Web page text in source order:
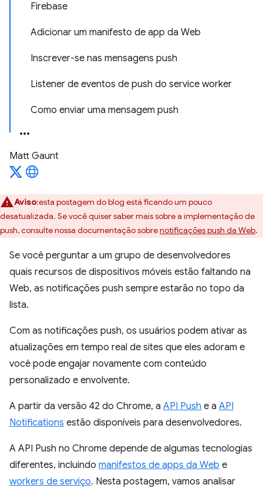
Firebase
Adicionar um manifesto de app da Web
Inscrever-se nas mensagens push
Listener de eventos de push do service worker
Como enviar uma mensagem push
Matt Gaunt
Aviso:esta postagem do blog está ficando um pouco
desatualizada. Se você quiser saber mais sobre a implementação de
push, consulte nossa documentação sobrenotificações push da Web.
Se você perguntar a um grupo de desenvolvedores
quais recursos de dispositivos móveis estão faltando na
Web, as notificações push sempre estarão no topo da
lista.
Com as notificações push, os usuários podem ativar as
atualizações em tempo real de sites que eles adoram e
você pode engajar novamente com conteúdo
personalizado e envolvente.
A partir da versão 42 do Chrome, a API Push e a API
Notifications estão disponíveis para desenvolvedores.
A API Push no Chrome depende de algumas tecnologias
diferentes, incluindo manifestos de apps da Web e
workers de serviço. Nesta postagem, vamos analisar